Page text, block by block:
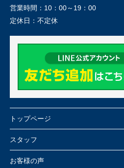
営業時間： 10：00～19：00
定休日： 不定休
トップページ
スタッフ
お客様の声